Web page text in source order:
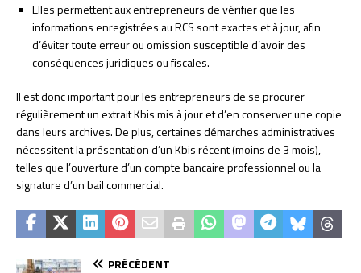
Elles permettent aux entrepreneurs de vérifier que les
informations enregistrées au RCS sont exactes et à jour, afin
d’éviter toute erreur ou omission susceptible d’avoir des
conséquences juridiques ou fiscales.
Il est donc important pour les entrepreneurs de se procurer
régulièrement un extrait Kbis mis à jour et d’en conserver une copie
dans leurs archives. De plus, certaines démarches administratives
nécessitent la présentation d’un Kbis récent (moins de 3 mois),
telles que l’ouverture d’un compte bancaire professionnel ou la
signature d’un bail commercial.
PRÉCÉDENT